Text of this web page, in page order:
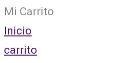
Mi Carrito
Inicio
carrito